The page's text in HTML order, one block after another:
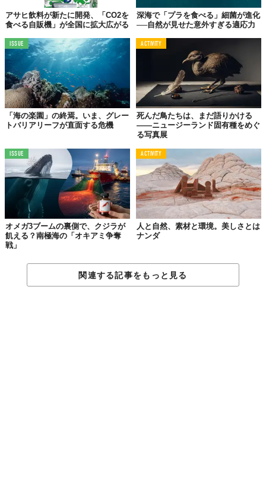
観葉植物を育てたり、アロマや自然素材を取り入れることでも、
室内で自然を感じることができるもの。 「屋内空間における植物
配置することで、ストレスホルモンが減少したという報告もあり
ます。部屋の中でも自然を“体験する場”
として捉えることで、心
がやわらぐ時間が増えていきます。
行動することが
「無力感」を超える力になる
地球規模の環境問題を前に、無力感を感じる人も少なくありませ
ん。しかし、エコサイコロジーの視点は、その感情すら出発点に
変えてくれます。
「何もできない」気持ちを否定せずに受け止める
大きな問題を前に「自分一人じゃ何も変えられない」と感じるの
は自然なこと。でも、その気持ちにフタをせず、丁寧に見つめる
ことが「自分なりの行動」を見出す第一歩になります。
アサヒ飲料が新たに開発、「CO2を
食べる自販機」が全国に拡大広がる
深海で「プラを食べる」細菌が進化
──自然が見せた意外すぎる適応力
ISSUE
「海の楽園」の終焉。いま、グレー
トバリアリーフが直面する危機
ACTIVITY
死んだ鳥たちは、まだ語りかける
——ニュージーランド固有種をめぐ
る写真展
ISSUE
オメガ3ブームの裏側で、クジラが
飢える？南極海の「オキアミ争奪
戦」
ACTIVITY
人と自然、素材と環境。美しさとは
ナンダ
関連する記事をもっと見る